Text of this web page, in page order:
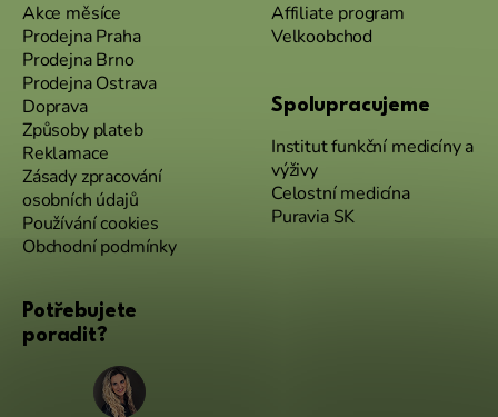
Akce měsíce
Prodejna Praha
Prodejna Brno
Prodejna Ostrava
Doprava
Způsoby plateb
Reklamace
Zásady zpracování
osobních údajů
Používání cookies
Obchodní podmínky
Affiliate program
Velkoobchod
Spolupracujeme
Institut funkční medicíny a
výživy
Celostní medicína
Puravia SK
Potřebujete
poradit?